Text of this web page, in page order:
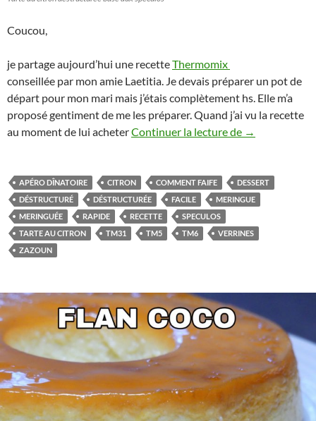
Coucou,
je partage aujourd’hui une recetteThermomix
conseillée par mon amie Laetitia. Je devais préparer un pot de
départ pour mon mari mais j’étais complètement hs. Elle m’a
proposé gentiment de me les préparer. Quand j’ai vu la recette
au moment de lui acheterContinuer la lecture de Verrines de
→
APÉRO DÎNATOIRE CITRON COMMENT FAIFE
DESSERT
DÉSTRUCTURÉ
DÉSTRUCTURÉE FACILE
MERINGUE
MERINGUÉE
RAPIDE RECETTE
SPECULOS
TARTE AU CITRON
TM31 TM5 TM6
VERRINES
ZAZOUN